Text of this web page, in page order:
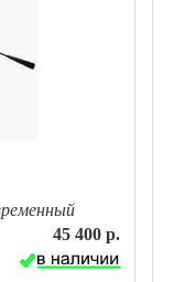
45 400 р.